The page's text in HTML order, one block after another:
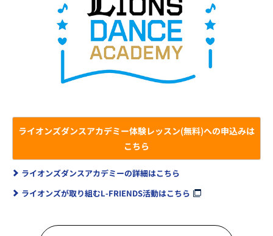
ライオンズダンスアカデミー体験レッスン(無料)への申込みは
こちら
ライオンズダンスアカデミーの詳細はこちら
ライオンズが取り組むL-FRIENDS活動はこちら